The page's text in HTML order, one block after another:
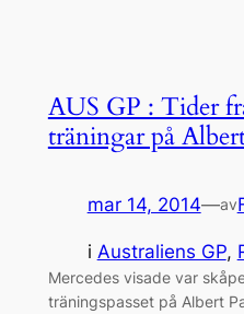
AUS GP : Tider
träningar på
mar 14, 2014—av
i Australiens GP,
Mercedes visade var
träningspasset på Albert